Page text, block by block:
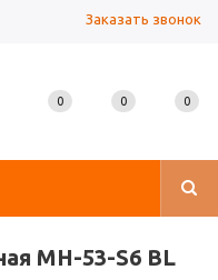
Заказать звонок
0 0 0
MH-53-S6 BL